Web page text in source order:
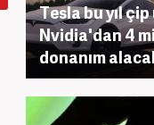
Tesla bu yıl
Nvidia'dan 4
donanım